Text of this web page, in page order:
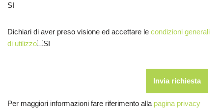
SI
Dichiari di aver preso visione ed accettare le condizioni generali
di utilizzo
SI
Per maggiori informazioni fare riferimento alla pagina privacy